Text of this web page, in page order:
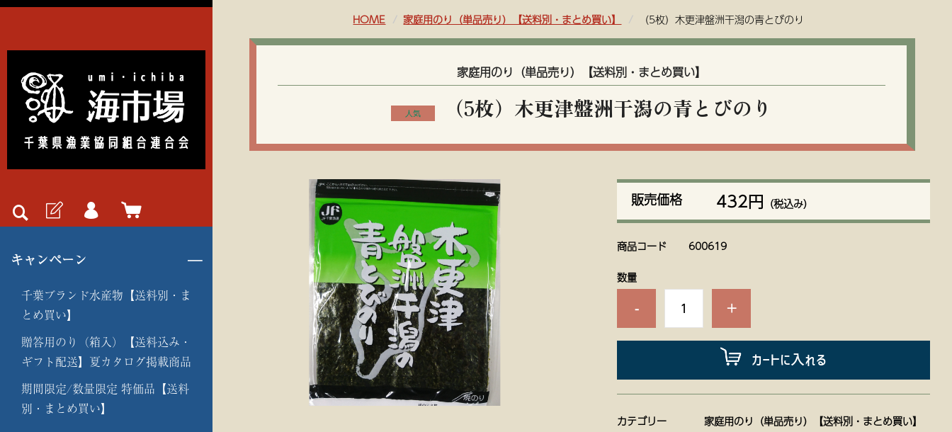
キャンペーン
千葉ブランド水産物【送料別・ま
とめ買い】
贈答用のり（箱入）【送料込み・
ギフト配送】夏カタログ掲載商品
期間限定/数量限定 特価品【送料
別・まとめ買い】
HOME 家庭用のり（単品売り）【送料別・まとめ買い】 （5枚）木更津盤洲干潟の青とびのり
家庭用のり（単品売り）【送料別・まとめ買い】
（5枚）木更津盤洲干潟の青とびのり
販売価格 432円 （税込み）
商品コード
600619
数量
- +
カートに入れる
カテゴリー 家庭用のり（単品売り）【送料別・まとめ買い】